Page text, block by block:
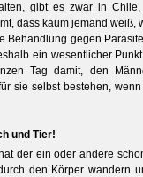
gibt es zwar in
dass kaum jemand weiß,
Behandlung gegen
ein wesentlicher
Tag damit, den
sie selbst bestehen,
und Tier!
der ein oder andere
den Körper wandern